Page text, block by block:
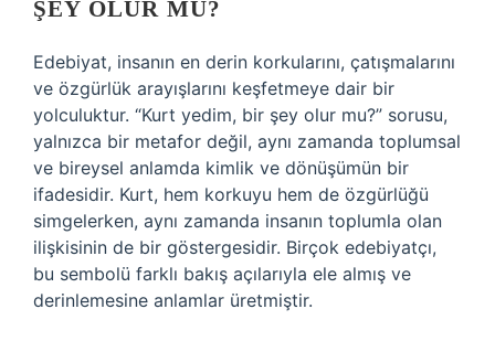
ŞEY OLUR MU?
Edebiyat, insanın en derin korkularını, çatışmalarını
ve özgürlük arayışlarını keşfetmeye dair bir
yolculuktur. “Kurt yedim, bir şey olur mu?” sorusu,
yalnızca bir metafor değil, aynı zamanda toplumsal
ve bireysel anlamda kimlik ve dönüşümün bir
ifadesidir. Kurt, hem korkuyu hem de özgürlüğü
simgelerken, aynı zamanda insanın toplumla olan
ilişkisinin de bir göstergesidir. Birçok edebiyatçı,
bu sembolü farklı bakış açılarıyla ele almış ve
derinlemesine anlamlar üretmiştir.